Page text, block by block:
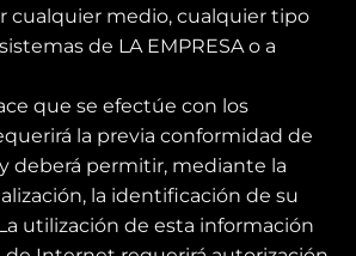
cualquier medio, cualquier tipo
de LA EMPRESA o a
que se efectúe con los
la previa conformidad de
y deberá permitir, mediante la
la identificación de su
utilización de esta información